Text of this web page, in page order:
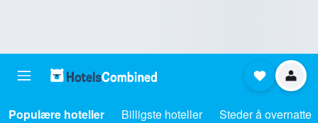
Populære hoteller Billigste hoteller Steder å overnatte